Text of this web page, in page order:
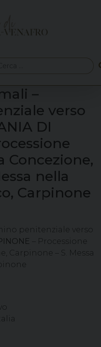
–
verso
DI
Concezione,
nella
Carpinone
penitenziale verso
– Processione
Carpinone – S. Messa